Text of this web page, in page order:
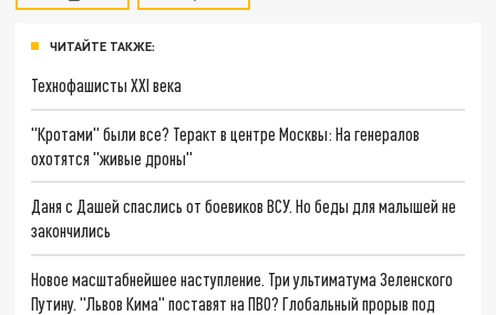
ЧИТАЙТЕ ТАКЖЕ:
Технофашисты XXI века
"Кротами" были все? Теракт в центре Москвы: На генералов
охотятся "живые дроны"
Даня с Дашей спаслись от боевиков ВСУ. Но беды для малышей не
закончились
Новое масштабнейшее наступление. Три ультиматума Зеленского
Путину. "Львов Кима" поставят на ПВО? Глобальный прорыв под